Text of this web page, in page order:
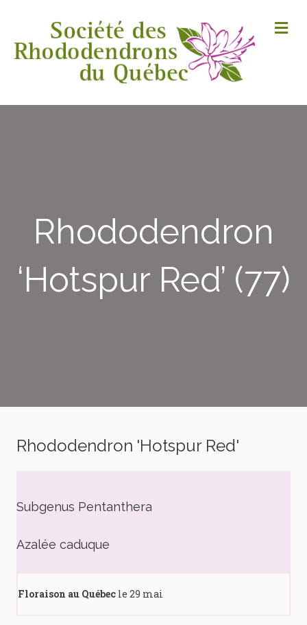
Rhododendron
‘Hotspur Red’ (77)
Rhododendron 'Hotspur Red'
Subgenus Pentanthera
Azalée caduque
Floraison au Québec le 29 mai